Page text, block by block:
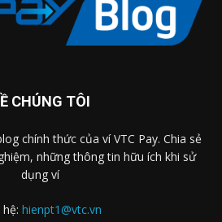
CHÚNG TÔI
chính thức của ví VTC Pay. Chia sẻ
những thông tin hữu ích khi sử
dụng ví
hienpt1@vtc.vn